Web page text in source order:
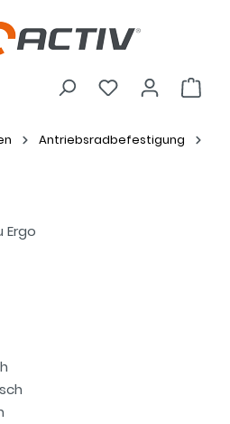
Antriebsradbefestigung
Ergo